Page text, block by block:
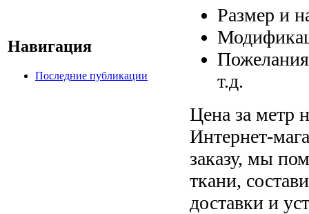
Навигация
Последние публикации
Размер и
т.д.
Цена за метр
Интернет-
заказу, мы
ткани,
доставки и